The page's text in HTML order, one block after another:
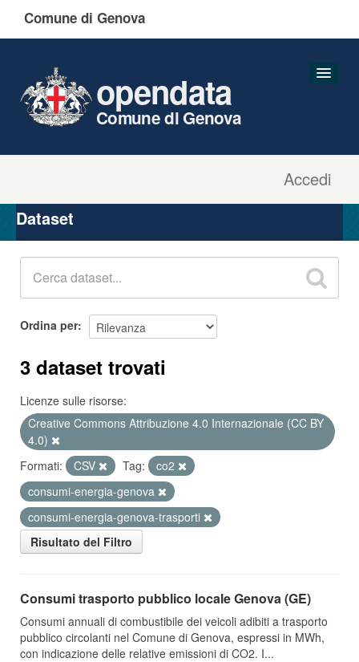
Comune di Genova
Accedi
opendata
Comune di Genova
Organizzazioni
Gruppi
Dataset
Ordina per
3 dataset trovati
Licenze sulle risorse:
Creative Commons Attribuzione 4.0 Internazionale (CC BY
4.0)
Formati:
CSV Tag:
co2
consumi-energia-genova
consumi-energia-genova-trasporti
Risultato del Filtro
Consumi trasporto pubblico locale Genova (GE)
Consumi annuali di combustibile dei veicoli adibiti a trasporto
pubblico circolanti nel Comune di Genova, espressi in MWh,
con indicazione delle relative emissioni di CO2. I...